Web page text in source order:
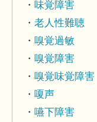
味覚障害
老人性難聴
嗅覚過敏
嗅覚障害
嗅覚味覚障害
嗄声
嚥下障害